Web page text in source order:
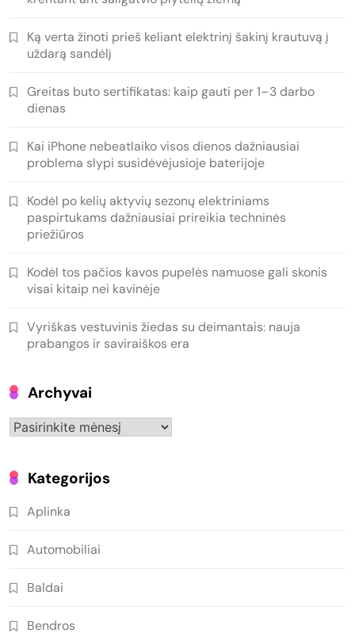
Ką verta žinoti prieš keliant elektrinį šakinį krautuvą į
uždarą sandėlį
Greitas buto sertifikatas: kaip gauti per 1–3 darbo
dienas
Kai iPhone nebeatlaiko visos dienos dažniausiai
problema slypi susidėvėjusioje baterijoje
Kodėl po kelių aktyvių sezonų elektriniams
paspirtukams dažniausiai prireikia techninės
priežiūros
Kodėl tos pačios kavos pupelės namuose gali skonis
visai kitaip nei kavinėje
Vyriškas vestuvinis žiedas su deimantais: nauja
prabangos ir saviraiškos era
Archyvai
Archyvai
Kategorijos
Aplinka
Automobiliai
Baldai
Bendros